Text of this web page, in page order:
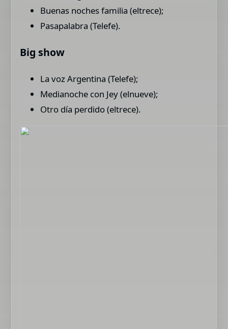
Buenas noches familia (eltrece);
Pasapalabra (Telefe).
Big show
La voz Argentina (Telefe);
Medianoche con Jey (elnueve);
Otro día perdido (eltrece).